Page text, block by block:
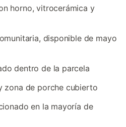
horno, vitrocerámica y
disponible de mayo
dentro de la parcela
zona de porche cubierto
en la mayoría de